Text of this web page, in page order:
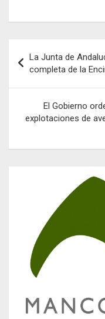
de
entradas
La Junta de
completa de la
El Gobierno
explotaciones de